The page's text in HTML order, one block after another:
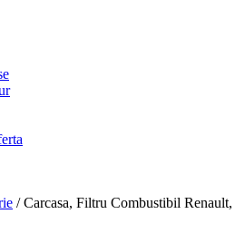
/ Carcasa, Filtru Combustibil Renault,